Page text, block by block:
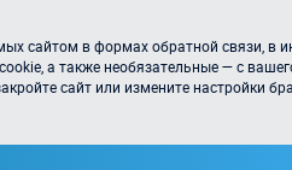
сайтом в формах обратной связи, в
а также необязательные — с
сайт или измените настройки